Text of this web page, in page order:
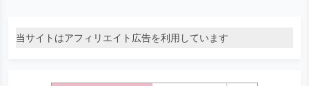
当サイトはアフィリエイト広告を利用しています